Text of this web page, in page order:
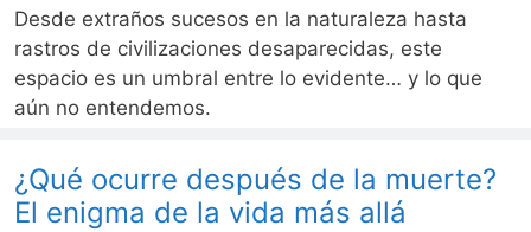
Desde extraños sucesos en la naturaleza hasta
rastros de civilizaciones desaparecidas, este
espacio es un umbral entre lo evidente… y lo que
aún no entendemos.
¿Qué ocurre después de la muerte?
El enigma de la vida más allá